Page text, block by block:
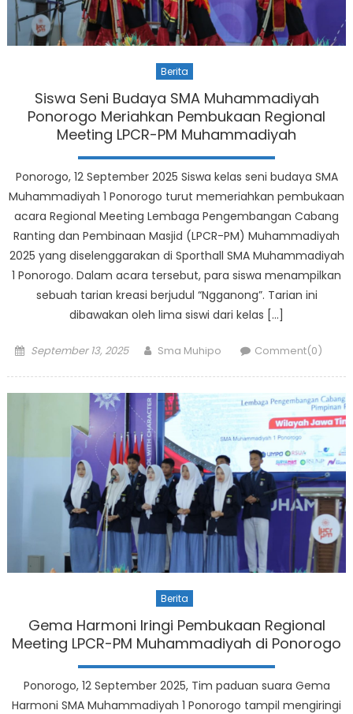
Berita
Siswa Seni Budaya SMA Muhammadiyah
Ponorogo Meriahkan Pembukaan Regional
Meeting LPCR-PM Muhammadiyah
Ponorogo, 12 September 2025 Siswa kelas seni budaya SMA
Muhammadiyah 1 Ponorogo turut memeriahkan pembukaan
acara Regional Meeting Lembaga Pengembangan Cabang
Ranting dan Pembinaan Masjid (LPCR-PM) Muhammadiyah
2025 yang diselenggarakan di Sporthall SMA Muhammadiyah
1 Ponorogo. Dalam acara tersebut, para siswa menampilkan
sebuah tarian kreasi berjudul “Ngganong”. Tarian ini
dibawakan oleh lima siswi dari kelas […]
Posted
September 13, 2025 Author
Sma Muhipo Comment(0)
Berita
Gema Harmoni Iringi Pembukaan Regional
Meeting LPCR-PM Muhammadiyah di Ponorogo
Ponorogo, 12 September 2025, Tim paduan suara Gema
Harmoni SMA Muhammadiyah 1 Ponorogo tampil mengiringi